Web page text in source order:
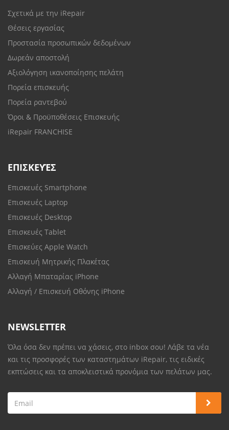
Σχετικά με την iRepair
Θέσεις εργασίας
Προστασία προσωπικών δεδομένων
Δωρεάν αποστολή
Αξιολόγηση ικανοποίησης πελάτη
Πορεία επισκευής
Πορεία ραντεβού
Όροι & Προϋποθέσεις Επισκευής
iRepair FRANCHISE
ΕΠΙΣΚΕΥΈΣ
Επισκευές Smartphone
Επισκευές Laptop
Επισκευές Desktop
Επισκευές Tablet
Επισκεύες Apple Watch
Επισκευή Μητρικής Πλακέτας
Αλλαγή Μπαταρίας iPhone
Αλλαγή / Επισκευή Οθόνης iPhone
NEWSLETTER
Όλα όσα δεν πρέπει να χάσεις, στο inbox σου! Λάβε τα νέα
και τις προσφορές των καταστημάτων iRepair, τις ειδικές
εκπτώσεις και τα αποκλειστικά προνόμια των πελάτων μας.